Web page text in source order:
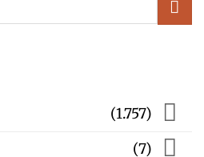
(1.757)
(7)